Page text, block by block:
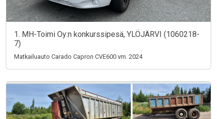
1. MH-Toimi Oy:n konkurssipesä, YLÖJÄRVI (1060218-
7)
Matkailuauto Carado Capron CVE600 vm. 2024